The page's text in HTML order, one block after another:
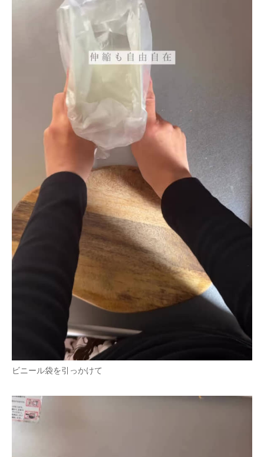
ビニール袋を引っかけて